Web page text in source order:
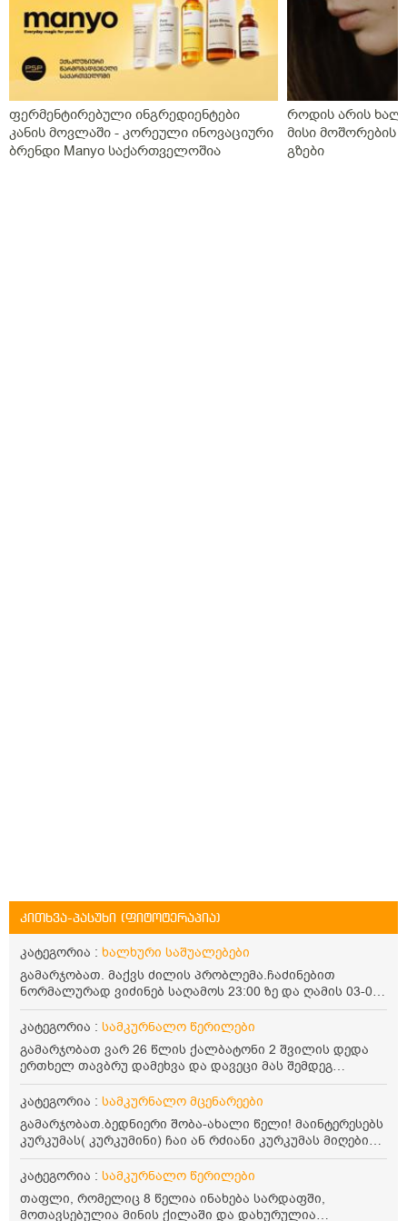
ფერმენტირებული ინგრედიენტები
კანის მოვლაში - კორეული ინოვაციური
ბრენდი Manyo საქართველოშია
როდის არის
მისი მოშორების
გზები
კითხვა-პასუხი (ფიტოტერაპია)
კატეგორია : ხალხური საშუალებები
გამარჯობათ. მაქვს ძილის პრობლემა.ჩაძინებით
ნორმალურად ვიძინებ საღამოს 23:00 ზე და ღამის 03-00
ან 04:00 საათზე მეღვიძება და მერე ვერ ვიძინებ
ვერაფრით.რამე ხალხური საშუალება თუ არის ამ
პრობლემის მოსაგვარებლად
კატეგორია : სამკურნალო წერილები
გამარჯობათ ვარ 26 წლის ქალბატონი 2 შვილის დედა
ერთხელ თავბრუ დამეხვა და დავეცი მას შემდეგ
დამეწყო შიშები ვეღარ გავდიოდი გარეთ რადგან ისევ
ასე ცუდად არ გავხდარიყავი ყურის ანთება მქონდა
მაშინ როგორც გაირკვა მას შემსეგ გავიდა 1 წელზე
მეტინდა კიდე მეხვევა თავბრუ გარეთ გასვილისას
სახლში კარგად ვარ როცა ახსენებენ გარეთ წაავალა
სმაგაზეხ კი ცუდად ვხდებოდი ეხლა როგორმე გავდივარ
ბაღში ჯოხში ზოგჯერ მაქვს შეგრძნება მიწა მეცლება
ფეხებიდან და ჯოხზე უნდა დავეყრდნო აუცილებლად
არვიხი როგორ მოვიქცე რა გავაკეთო ასევე დამეწყო
კატეგორია : სამკურნალო მცენარეები
გამარჯობათ.ბედნიერი შობა-ახალი წელი! მაინტერესებს
კურკუმას( კურკუმინი) ჩაი ან რძიანი კურკუმას მიღების
წესი. მაინტერესებდა და წავიკითხე ასეთი ინფორმაცია:
კურკუმას გააჩნია ანთების საწინააღმდეგო,
დამამშვიდებელი და ანტიოქსიდანტური თვისებები.ის
უნდა მივიღოთო ცხიმთან და შავ პილპილთან ერთად
კატეგორია : სამკურნალო წერილები
თაფლი, რომელიც 8 წელია ინახება სარდაფში,
მოთავსებულია მინის ქილაში და დახურულია